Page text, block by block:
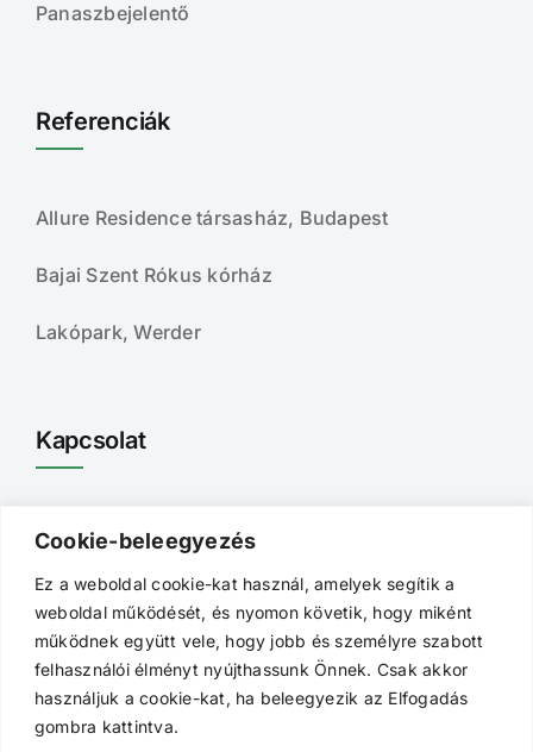
Cookie-beleegyezés
Ez a weboldal cookie-kat használ, amelyek segítik a
weboldal működését, és nyomon követik, hogy miként
működnek együtt vele, hogy jobb és személyre szabott
felhasználói élményt nyújthassunk Önnek. Csak akkor
használjuk a cookie-kat, ha beleegyezik az Elfogadás
gombra kattintva.
Panaszbejelentő
Referenciák
Allure Residence társasház, Budapest
Bajai Szent Rókus kórház
Lakópark, Werder
Kapcsolat
emelkft@emelkft.hu
+36 79 326 830
6500 Baja,
Grauaug Ármin u. 2.B.